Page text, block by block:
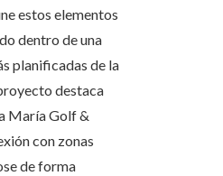
estos elementos
dentro de una
planificadas de la
destaca
María Golf &
con zonas
de forma